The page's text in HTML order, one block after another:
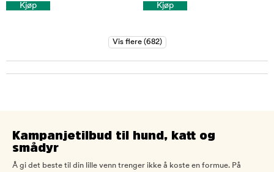
Kjøp Kjøp
Kampanjetilbud til hund, katt og
smådyr
Å gi det beste til din lille venn trenger ikke å koste en formue. På